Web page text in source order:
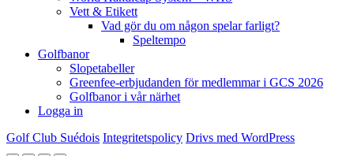
Vett & Etikett
Vad gör du om någon spelar farligt?
Speltempo
Golfbanor
Slopetabeller
Greenfee-erbjudanden för medlemmar i GCS 2026
Golfbanor i vår närhet
Logga in
Golf Club Suédois Integritetspolicy Drivs med WordPress